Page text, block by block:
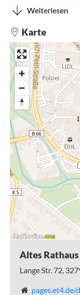
Gebäude, die als
Weiterlesen
Karte
Altes Rathaus
Lange Str. 72,
pages.et4.de/de/